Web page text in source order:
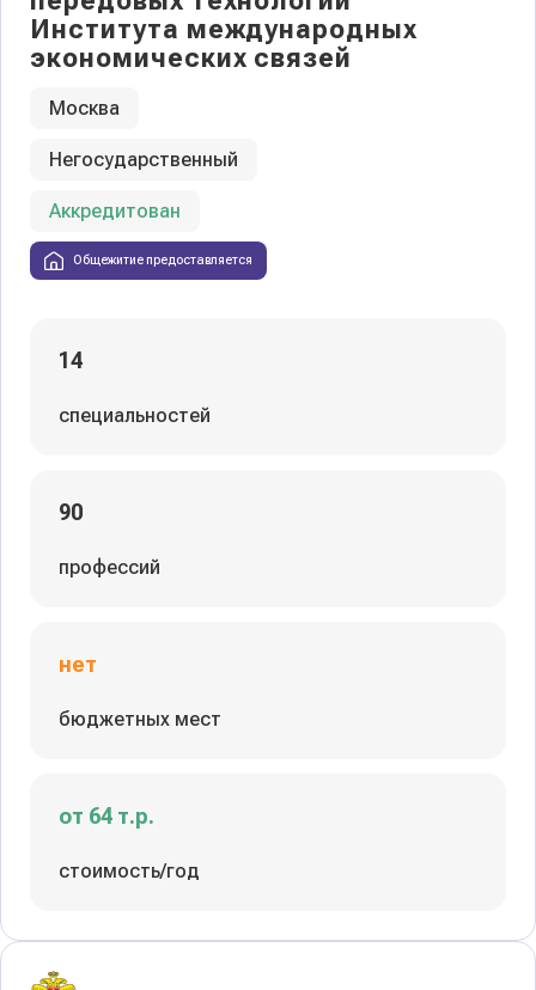
Института международных
экономических связей
Москва
Негосударственный
Аккредитован
Общежитие предоставляется
14
специальностей
90
профессий
нет
бюджетных мест
от 64 т.р.
стоимость/год